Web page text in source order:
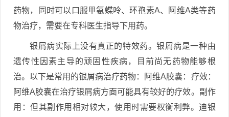
药物，同时可以口服甲氨蝶呤、环孢素A、阿维A类等药
物治疗，需要在专科医生指导下用药。
银屑病实际上没有真正的特效药。银屑病是一种由
遗传性因素主导的顽固性疾病，目前尚无药物能够根
治。以下是常用的银屑病治疗药物：阿维A胶囊：疗效：
阿维A胶囊在治疗银屑病方面可能具有较好的疗效。副作
用：但其副作用相对较大，使用时需要权衡利弊。迪银